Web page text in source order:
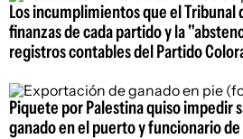
Los incumplimientos que el Tribunal
finanzas de cada partido y la
registros contables del Partido
Piquete por Palestina quiso impedir
ganado en el puerto y funcionario